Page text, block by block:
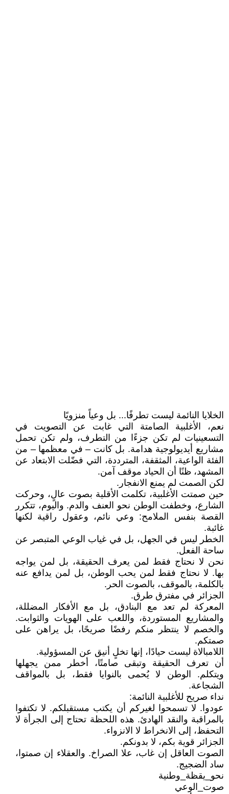
الخلايا النائمة ليست تطرفًا... بل وعياً منزويًا
نعم، الأغلبية الصامتة التي غابت عن التصويت في
التسعينيات لم تكن جزءًا من التطرف، ولم تكن تحمل
مشاريع أيديولوجية هدامة. بل كانت – في معظمها – من
الفئة الواعية، المثقفة، المترددة، التي فضّلت الابتعاد عن
المشهد، ظنًا أن الحياد موقف آمن.
لكن الصمت لم يمنع الانفجار.
حين صمتت الأغلبية، تكلمت الأقلية بصوت عالٍ، وحركت
الشارع، وخطفت الوطن نحو العنف والدم. واليوم، تتكرر
القصة بنفس الملامح: وعي نائم، وعقول راقية لكنها
غائبة.
الخطر ليس في الجهل، بل في غياب الوعي المتبصر عن
ساحة الفعل.
نحن لا نحتاج فقط لمن يعرف الحقيقة، بل لمن يواجه
بها. لا نحتاج فقط لمن يحب الوطن، بل لمن يدافع عنه
بالكلمة، بالموقف، بالصوت الحر.
الجزائر في مفترق طرق.
المعركة لم تعد مع البنادق، بل مع الأفكار المضللة،
والمشاريع المستوردة، واللعب على الهويات والثوابت.
والخصم لا ينتظر منكم رفضًا صريحًا، بل يراهن على
صمتكم.
اللامبالاة ليست حيادًا، إنها تخلٍ أنيق عن المسؤولية.
أن تعرف الحقيقة وتبقى صامتًا، أخطر ممن يجهلها
ويتكلم. الوطن لا يُحمى بالنوايا فقط، بل بالمواقف
الشجاعة.
نداء صريح للأغلبية النائمة:
عودوا. لا تسمحوا لغيركم أن يكتب مستقبلكم. لا تكتفوا
بالمراقبة والنقد الهادئ. هذه اللحظة تحتاج إلى الجرأة لا
التحفظ، إلى الانخراط لا الانزواء.
الجزائر قوية بكم، لا بدونكم.
الصوت العاقل إن غاب، علا الصراخ. والعقلاء إن صمتوا،
ساد الضجيج.
نحو_يقظة_وطنية
صوت_الوعي